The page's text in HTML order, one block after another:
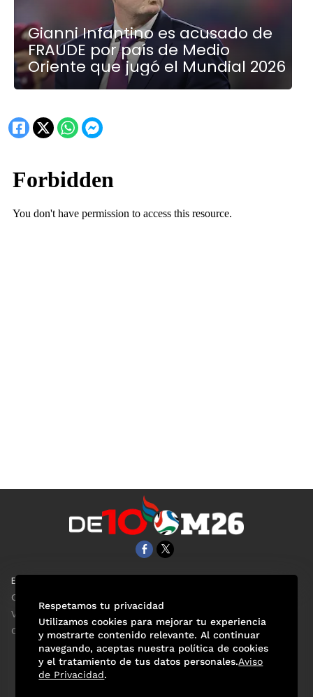
Gianni Infantino es acusado de
FRAUDE por país de Medio
Oriente que jugó el Mundial 2026
EL UNIVERSAL
Clase
ViveUSA
Confabulario
Respetamos tu privacidad
Utilizamos cookies para mejorar tu experiencia
y mostrarte contenido relevante. Al continuar
navegando, aceptas nuestra política de cookies
y el tratamiento de tus datos personales.Aviso
de Privacidad.